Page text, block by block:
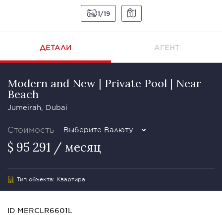
1 19
ДЕТАЛИ АГЕНТ
Modern and New | Private Pool | Near
Beach
Jumeirah, Dubai
Стоимость Выберите Валюту
$ 95 291 / месяц
Тип объекта: Квартира
ID MERCLR6601L